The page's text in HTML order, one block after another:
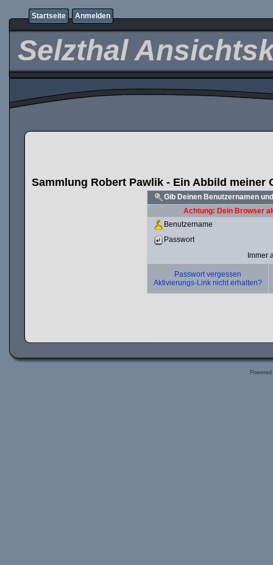
Startseite Anmelden
Selzthal
Sammlung Robert Pawlik - Ein Abbild meiner
Gib Deinen Benutzernamen
Achtung: Dein Browser
Benutzername
Passwort
Immer
Passwort vergessen
Aktivierungs-Link nicht erhalten?